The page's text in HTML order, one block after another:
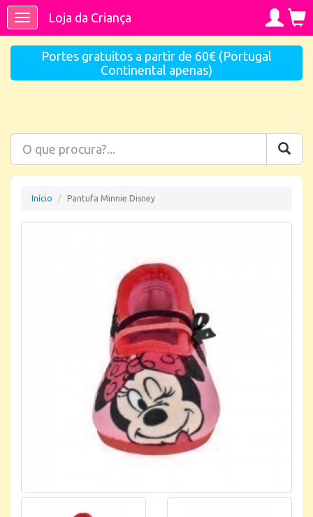
ToggleLoja da Criança
Portes gratuitos a partir de 60€ (Portugal
Continental apenas)
Início Pantufa Minnie Disney